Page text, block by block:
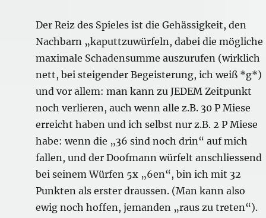
Der Reiz des Spieles ist die Gehässigkeit, den
Nachbarn „kaputtzuwürfeln, dabei die mögliche
maximale Schadensumme auszurufen (wirklich
nett, bei steigender Begeisterung, ich weiß *g*)
und vor allem: man kann zu JEDEM Zeitpunkt
noch verlieren, auch wenn alle z.B. 30 P Miese
erreicht haben und ich selbst nur z.B. 2 P Miese
habe: wenn die „36 sind noch drin“ auf mich
fallen, und der Doofmann würfelt anschliessend
bei seinem Würfen 5x „6en“, bin ich mit 32
Punkten als erster draussen. (Man kann also
ewig noch hoffen, jemanden „raus zu treten“).